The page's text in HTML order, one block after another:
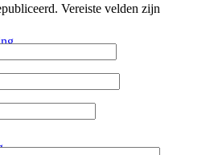
Vereiste velden zijn